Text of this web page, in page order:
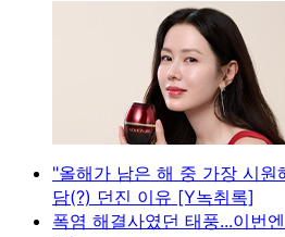
"올해가 남은 해 중 가장 시원
담(?) 던진 이유 [Y녹취록]
폭염 해결사였던 태풍...이번